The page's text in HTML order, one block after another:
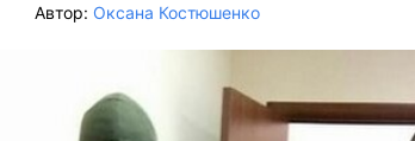
Автор: Оксана Костюшенко